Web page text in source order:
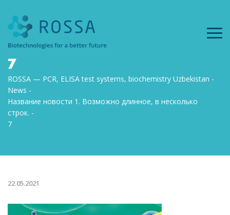
7
ROSSA — PCR, ELISA test systems, biochemistry Uzbekistan
News
Название новости 1. Возможно длинное, в несколько
строк.
7
22.05.2021